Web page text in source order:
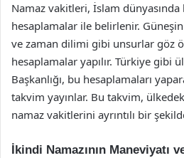
Namaz vakitleri, İslam
hesaplamalar ile belirlenir.
ve zaman dilimi gibi unsurlar göz
hesaplamalar yapılır. Türkiye gibi
Başkanlığı, bu hesaplamaları
takvim yayınlar. Bu takvim,
namaz vakitlerini ayrıntılı bir
İkindi Namazının Maneviyatı